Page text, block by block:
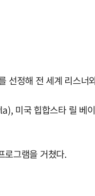
선정해 전 세계 리스너
미국 힙합스타 릴 베
로그램을 거쳤다.